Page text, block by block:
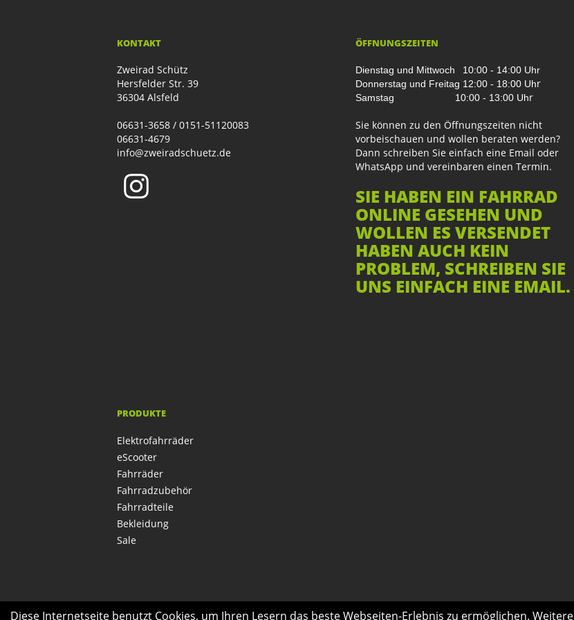
KONTAKT
Zweirad Schütz
Hersfelder Str. 39
36304 Alsfeld
06631-3658 / 0151-51120083
06631-4679
info@zweiradschuetz.de
ÖFFNUNGSZEITEN
Dienstag und Mittwoch
10:00 - 14:00 Uhr
Donnerstag und Freitag 12:00 - 18:00 Uhr
Samstag 10:00 - 13:00 Uhr
Sie können zu den Öffnungszeiten nicht
vorbeischauen und wollen beraten werden?
Dann schreiben Sie einfach eine Email oder
WhatsApp und vereinbaren einen Termin.
SIE HABEN EIN FAHRRAD
ONLINE GESEHEN UND
WOLLEN ES VERSENDET
HABEN AUCH KEIN
PROBLEM, SCHREIBEN SIE
UNS EINFACH EINE EMAIL.
PRODUKTE
Elektrofahrräder
eScooter
Fahrräder
Fahrradzubehör
Fahrradteile
Bekleidung
Sale
Diese Internetseite benutzt Cookies, um Ihren Lesern das beste Webseiten-Erlebnis zu ermöglichen. Weitere